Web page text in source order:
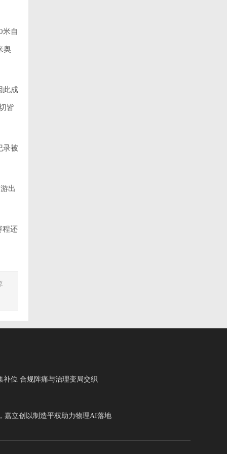
米自
奥
此成
皆
录被
出
程还
补位 合规阵痛与治理变局交织
嘉立创以制造平权助力物理AI落地